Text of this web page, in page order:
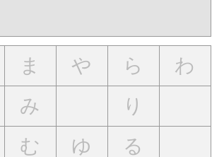
ま や ら
わ
み
り
む ゆ
る